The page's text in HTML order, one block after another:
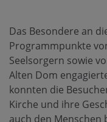
Das Besondere an
Programmpunkte
Seelsorgern sowie
Alten Dom
konnten die
Kirche und ihre
auch den Menschen